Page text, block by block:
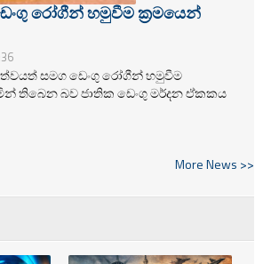
රෝගීන් හමුවීම ක්‍රමයෙන්
සමග ඩෙංගු රෝගීන් හමුවීම
තිබෙන බව ජාතික ඩෙංගු මර්දන ඒකකය
More News >>